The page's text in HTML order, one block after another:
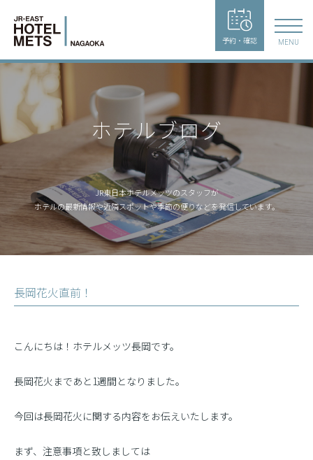
予約・確認 MENU
ホテルブログ
JR東日本ホテルメッツのスタッフが
ホテルの最新情報や近隣スポットや季節の便りなどを発信しています。
長岡花火直前！
こんにちは！ホテルメッツ長岡です。
長岡花火まであと1週間となりました。
今回は長岡花火に関する内容をお伝えいたします。
まず、注意事項と致しましては